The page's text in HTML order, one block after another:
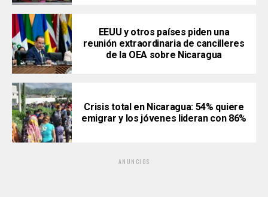
EEUU y otros países piden una
reunión extraordinaria de cancilleres
de la OEA sobre Nicaragua
Crisis total en Nicaragua: 54% quiere
emigrar y los jóvenes lideran con 86%
ANUNCIOS